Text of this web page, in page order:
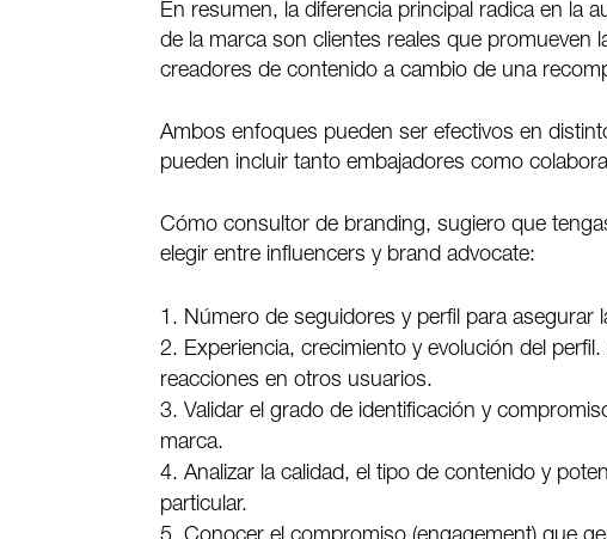
En resumen, la diferencia principal radica en la
de la marca son clientes reales que
creadores de contenido a cambio de una
Ambos enfoques pueden ser efectivos en
pueden incluir tanto embajadores como
Cómo consultor de branding, sugiero que
elegir entre influencers y brand advocate:
Número de seguidores y perfil para asegurar
Experiencia, crecimiento y evolución del
reacciones en otros usuarios.
Validar el grado de identificación y
marca.
Analizar la calidad, el tipo de contenido y
particular.